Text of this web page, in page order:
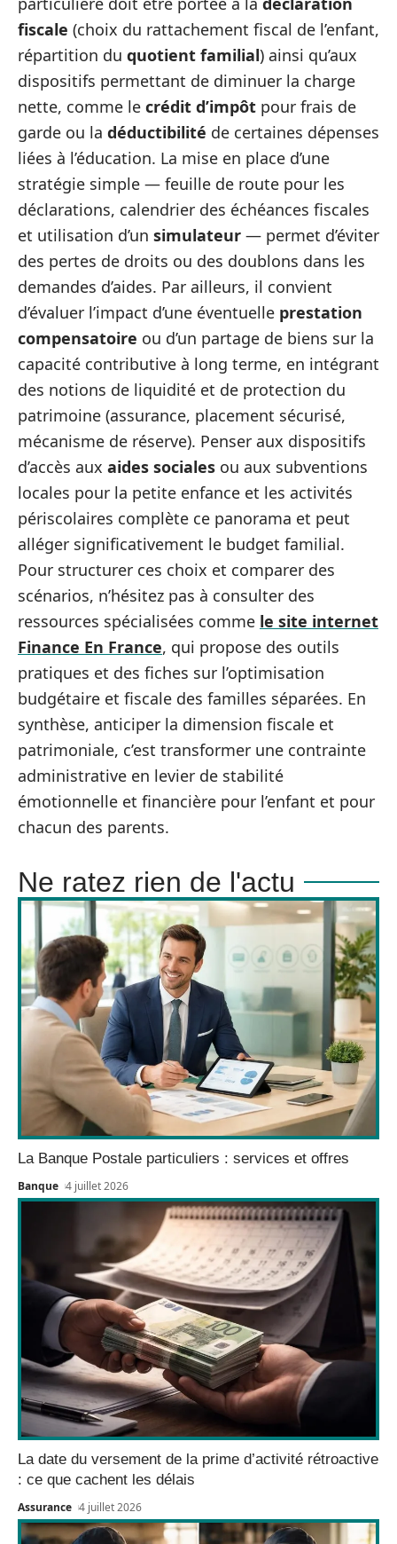
fiscale (choix du rattachement fiscal de l’enfant,
répartition du quotient familial) ainsi qu’aux
dispositifs permettant de diminuer la charge
nette, comme le crédit d’impôt pour frais de
garde ou la déductibilité de certaines dépenses
liées à l’éducation. La mise en place d’une
stratégie simple — feuille de route pour les
déclarations, calendrier des échéances fiscales
et utilisation d’un simulateur — permet d’éviter
des pertes de droits ou des doublons dans les
demandes d’aides. Par ailleurs, il convient
d’évaluer l’impact d’une éventuelle prestation
compensatoire ou d’un partage de biens sur la
capacité contributive à long terme, en intégrant
des notions de liquidité et de protection du
patrimoine (assurance, placement sécurisé,
mécanisme de réserve). Penser aux dispositifs
d’accès aux aides sociales ou aux subventions
locales pour la petite enfance et les activités
périscolaires complète ce panorama et peut
alléger significativement le budget familial.
Pour structurer ces choix et comparer des
scénarios, n’hésitez pas à consulter des
ressources spécialisées comme le site internet
Finance En France, qui propose des outils
pratiques et des fiches sur l’optimisation
budgétaire et fiscale des familles séparées. En
synthèse, anticiper la dimension fiscale et
patrimoniale, c’est transformer une contrainte
administrative en levier de stabilité
émotionnelle et financière pour l’enfant et pour
chacun des parents.
Ne ratez rien de l'actu
La Banque Postale particuliers : services et offres
Banque 4 juillet 2026
La date du versement de la prime d’activité rétroactive
: ce que cachent les délais
Assurance 4 juillet 2026